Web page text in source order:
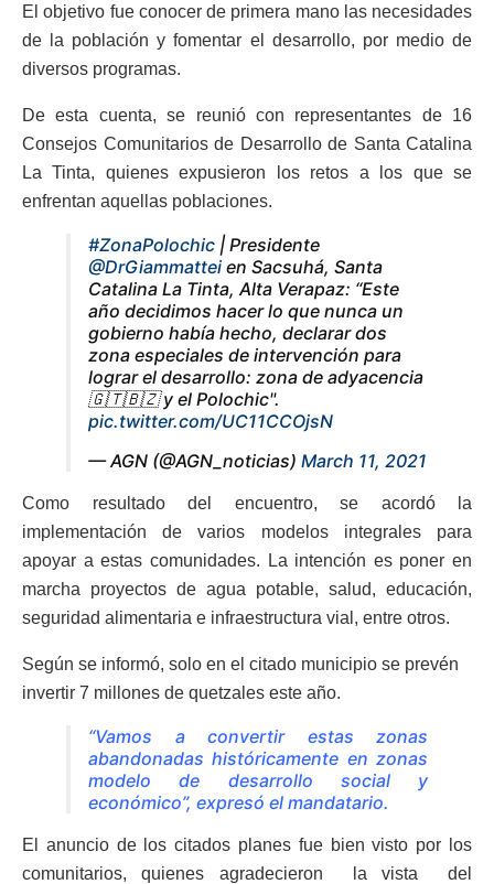
El objetivo fue conocer de primera mano las necesidades
de la población y fomentar el desarrollo, por medio de
diversos programas.
De esta cuenta, se reunió con representantes de 16
Consejos Comunitarios de Desarrollo de Santa Catalina
La Tinta, quienes expusieron los retos a los que se
enfrentan aquellas poblaciones.
#ZonaPolochic | Presidente
@DrGiammattei en Sacsuhá, Santa
Catalina La Tinta, Alta Verapaz: “Este
año decidimos hacer lo que nunca un
gobierno había hecho, declarar dos
zona especiales de intervención para
lograr el desarrollo: zona de adyacencia
🇬🇹🇧🇿 y el Polochic".
pic.twitter.com/UC11CCOjsN
— AGN (@AGN_noticias) March 11, 2021
Como resultado del encuentro, se acordó la
implementación de varios modelos integrales para
apoyar a estas comunidades. La intención es poner en
marcha proyectos de agua potable, salud, educación,
seguridad alimentaria e infraestructura vial, entre otros.
Según se informó, solo en el citado municipio se prevén
invertir 7 millones de quetzales este año.
“Vamos a convertir estas zonas
abandonadas históricamente en zonas
modelo de desarrollo social y
económico”, expresó el mandatario.
El anuncio de los citados planes fue bien visto por los
comunitarios, quienes agradecieron la vista del